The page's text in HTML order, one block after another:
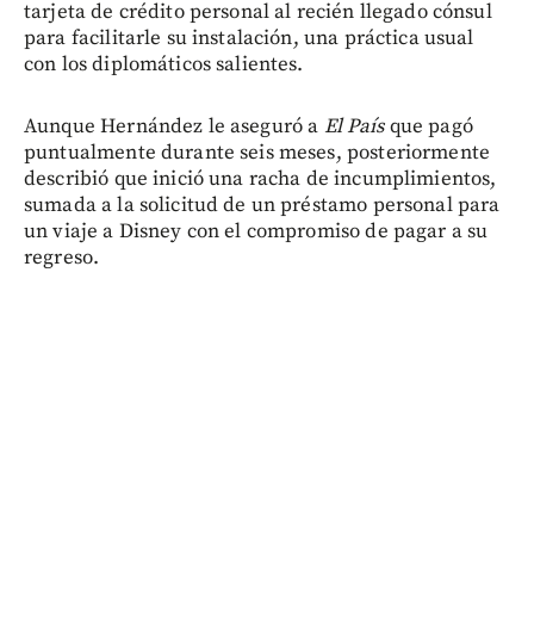
tarjeta de crédito personal al recién llegado cónsul
para facilitarle su instalación, una práctica usual
con los diplomáticos salientes.
Aunque Hernández le aseguró a El Paísque pagó
puntualmente durante seis meses, posteriormente
describió que inició una racha de incumplimientos,
sumada a la solicitud de un préstamo personal para
un viaje a Disney con el compromiso de pagar a su
regreso.